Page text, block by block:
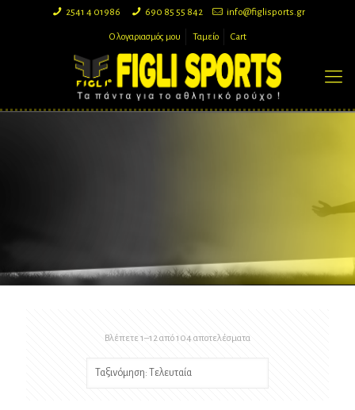
2541 4 01986 690 85 55 842 info@figlisports.gr
Ο λογαριασμός μου Ταμείο Cart
Βλέπετε 1–12 από 104 αποτελέσματα